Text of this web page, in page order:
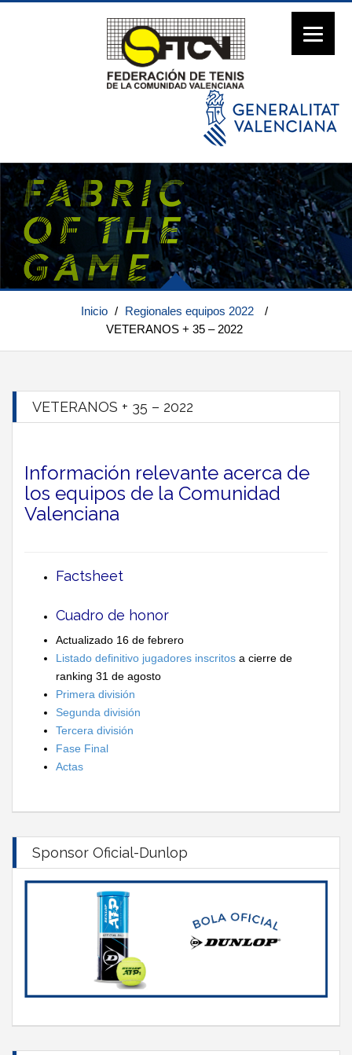
Inicio / Regionales equipos 2022
/
VETERANOS + 35 – 2022
VETERANOS + 35 – 2022
Información relevante acerca de
los equipos de la Comunidad
Valenciana
Factsheet
Cuadro de honor
Actualizado 16 de febrero
Listado definitivo jugadores inscritos a cierre de
ranking 31 de agosto
Primera división
Segunda división
Tercera división
Fase Final
Actas
Sponsor Oficial-Dunlop